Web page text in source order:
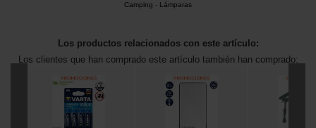
Camping - Lámparas
Los productos relacionados con este artículo:
Los clientes que han comprado este artículo también han comprado: